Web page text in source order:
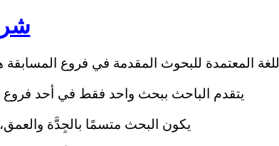
اللغة المعتمدة للبحوث المقدمة في فروع
يتقدم الباحث ببحث واحد فقط في أحد فروع
يكون البحث متسمًا بالجِدَّة